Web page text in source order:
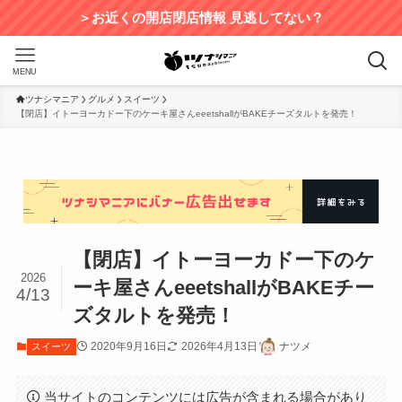
＞お近くの開店閉店情報 見逃してない？
MENU
ツナシマニア グルメ
スイーツ
【閉店】イトーヨーカドー下のケーキ屋さんeeetshallがBAKEチーズタルトを発売！
【閉店】イトーヨーカドー下のケ
ーキ屋さんeeetshallがBAKEチー
ズタルトを発売！
2026
4/13
スイーツ 2020年9月16日 2026年4月13日 ナツメ
当サイトのコンテンツには広告が含まれる場合があり